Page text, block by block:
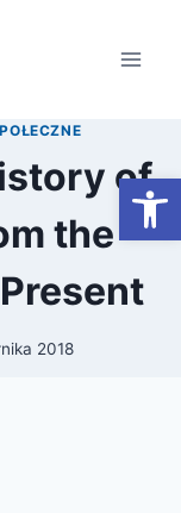
of
the
2018